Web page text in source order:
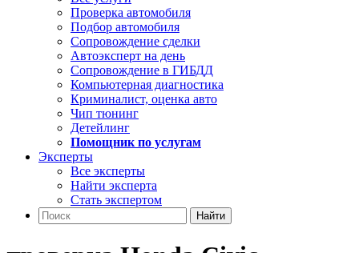
Проверка автомобиля
Подбор автомобиля
Сопровождение сделки
Автоэксперт на день
Сопровождение в ГИБДД
Компьютерная диагностика
Криминалист, оценка авто
Чип тюнинг
Детейлинг
Помощник по услугам
Эксперты
Все эксперты
Найти эксперта
Стать экспертом
Найти